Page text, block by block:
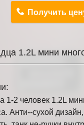
Получить
1.2L мини
1-2 человек 1.2L
Анти--сухой